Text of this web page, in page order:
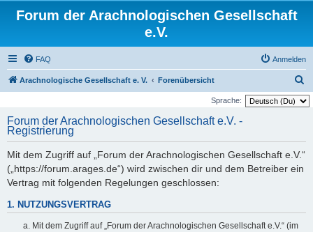
Forum der Arachnologischen Gesellschaft
e.V.
FAQ Anmelden
Arachnologische Gesellschaft e. V. Forenübersicht
u
Sprache:
Forum der Arachnologischen Gesellschaft e.V. -
Registrierung
Mit dem Zugriff auf „Forum der Arachnologischen Gesellschaft e.V.“
(„https://forum.arages.de“) wird zwischen dir und dem Betreiber ein
Vertrag mit folgenden Regelungen geschlossen:
1. NUTZUNGSVERTRAG
Mit dem Zugriff auf „Forum der Arachnologischen Gesellschaft e.V.“ (im